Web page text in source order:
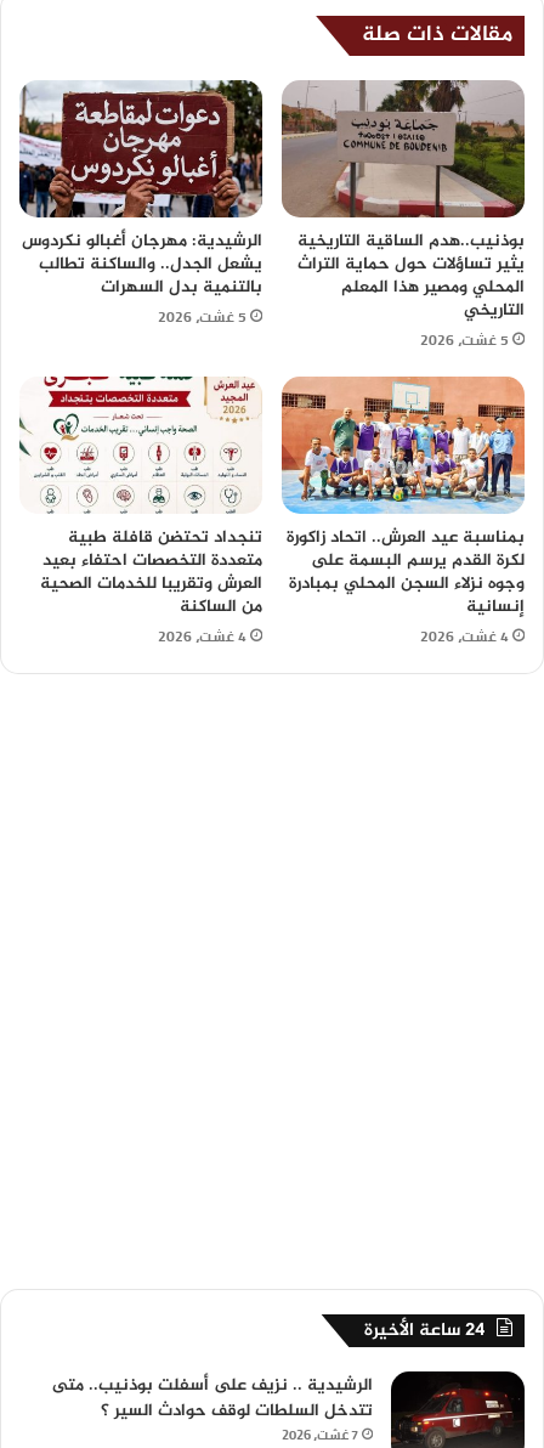
مقالات ذات صلة
بوذنيب..هدم الساقية التاريخية
يثير تساؤلات حول حماية التراث
المحلي ومصير هذا المعلم
التاريخي
5 غشت، 2026
الرشيدية: مهرجان أغبالو نكردوس
يشعل الجدل.. والساكنة تطالب
بالتنمية بدل السهرات
5 غشت، 2026
بمناسبة عيد العرش.. اتحاد زاكورة
لكرة القدم يرسم البسمة على
وجوه نزلاء السجن المحلي بمبادرة
إنسانية
4 غشت، 2026
تنجداد تحتضن قافلة طبية
متعددة التخصصات احتفاء بعيد
العرش وتقريبا للخدمات الصحية
من الساكنة
4 غشت، 2026
24 ساعة الأخيرة
الرشيدية .. نزيف على أسفلت بوذنيب.. متى
تتدخل السلطات لوقف حوادث السير ؟
7 غشت، 2026